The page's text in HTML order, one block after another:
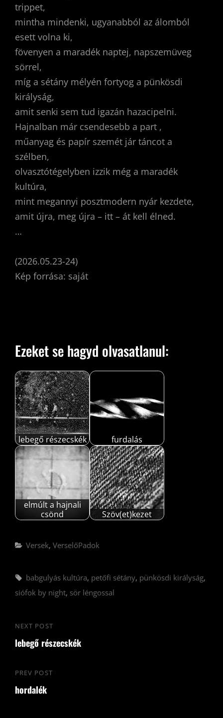
trippet,
mintha mindenki, ugyanabból az álomból
esett volna ki,
fövenyen a maradék naptej, napszemüveg
sörrel,
míg a sétány mélyén fortyog a pünkösdi
királyság,
amit senki sem tud igazán hazacipelni.
Hajnalban már csendesebb a part ,
műanyag és papír szemét jár táncot a
szélben,
olvasztótégelyben izzik még a maradék
kultúra,
mint megannyi posztmodern nyár kezdete,
amit újra, meg újra – itt – át kell élned.
…
(2026.05.23-24)
Kép forrása: saját
Ezeket se hagyd olvasatlanul:
lebegő részecskék furdalás
elmúlt a hajnali
csönd
Szöv(et)kezet
Categories
Versek, VerselőPadok
Tags,
babgulyás kultúra, petőfi sétány, pünkösdi királyság,
siófok by night, sör léngossal
Bejegyzés
navigáció
Previous
Post
PREV POST
hordalék
Next
Post
NEXT POST
lebegő részecskék